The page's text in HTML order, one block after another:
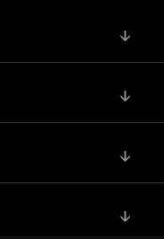
↓
↓
↓
↓